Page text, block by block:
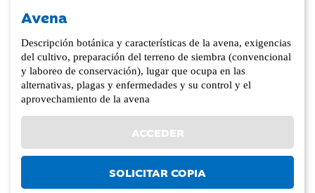
Avena
Descripción botánica y características de la avena, exigencias
del cultivo, preparación del terreno de siembra (convencional
y laboreo de conservación), lugar que ocupa en las
alternativas, plagas y enfermedades y su control y el
aprovechamiento de la avena
ACCEDER
SOLICITAR COPIA